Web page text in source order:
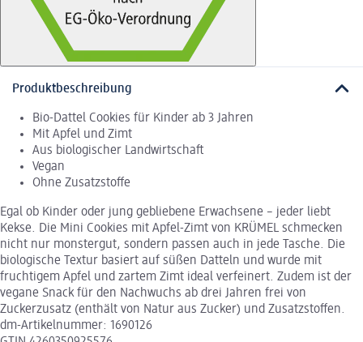
Produktbeschreibung
Bio-Dattel Cookies für Kinder ab 3 Jahren
Mit Apfel und Zimt
Aus biologischer Landwirtschaft
Vegan
Ohne Zusatzstoffe
Egal ob Kinder oder jung gebliebene Erwachsene – jeder liebt
Kekse. Die Mini Cookies mit Apfel-Zimt von KRÜMEL schmecken
nicht nur monstergut, sondern passen auch in jede Tasche. Die
biologische Textur basiert auf süßen Datteln und wurde mit
fruchtigem Apfel und zartem Zimt ideal verfeinert. Zudem ist der
vegane Snack für den Nachwuchs ab drei Jahren frei von
Zuckerzusatz (enthält von Natur aus Zucker) und Zusatzstoffen.
dm-Artikelnummer: 1690126